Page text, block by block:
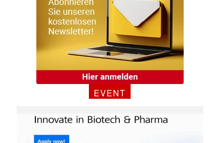
Mit dem |transkript-Newsletter
Mail
EVENT